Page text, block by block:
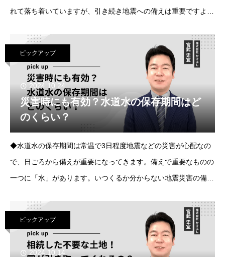
れて落ち着いていますが、引き続き地震への備えは重要ですよ
皆様の加入状況はいかがでしょうか。地震保
ピックアップ
2024.10.24
災害時にも有効？水道水の保存期間はど
のくらい？
◆水道水の保存期間は常温で3日程度地震などの災害が心配なの
で、日ごろから備えが重要になってきます。備えで重要なものの
一つに「水」があります。いつくるか分からない地震災害の備え
のくらいなのでしょうか？気になる水道水
ピックアップ
2024.10.14